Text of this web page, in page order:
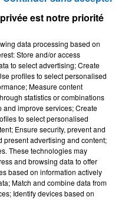
mort, de 168 personnes
éborgnées et 4 ont eu les
signalées dont 11 à la
supérieurs, 41 aux
les parties génitales.
inégalée depuis 50
au lendemain de la
l’autorisation d’usage
par les forces de l’ordre
provoqué.
est notre priorité
data processing based on
Store and/or access
to select advertising; Create
profiles to select personalised
Measure content
statistics or combinations
and improve services; Create
to select personalised
Ensure security, prevent and
present advertising and content;
These technologies may
and browsing data to offer
based on information actively
Match and combine data from
Identify devices based on